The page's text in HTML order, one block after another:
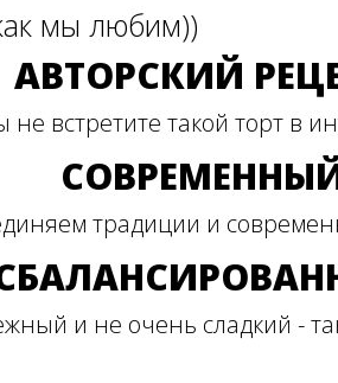
мы любим))
АВТОРСКИЙ
не встретите такой торт в
традиции и
и не очень сладкий -